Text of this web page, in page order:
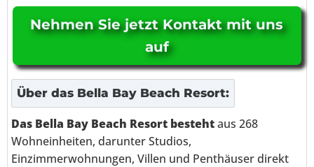
Nehmen Sie jetzt Kontakt mit uns
auf
Über das Bella Bay Beach Resort:
Das Bella Bay Beach Resort bestehtaus 268
Wohneinheiten, darunter Studios,
Einzimmerwohnungen, Villen und Penthäuser direkt